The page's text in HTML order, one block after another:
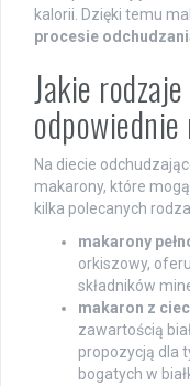
kalorii. Dzięki temu
procesie
Jakie
Na diecie
makarony, które
kilka polecanych
makarony
orkiszowy,
składników
makaron z
zawartością
propozycją dla
bogatych w